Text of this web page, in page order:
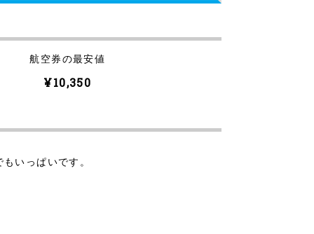
航空券の最安値
¥10,350
いっぱいです。